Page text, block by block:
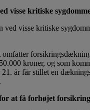
visse kritiske
ved visse kritiske
omfatter
kroner, og som
år får stillet en
at få forhøjet